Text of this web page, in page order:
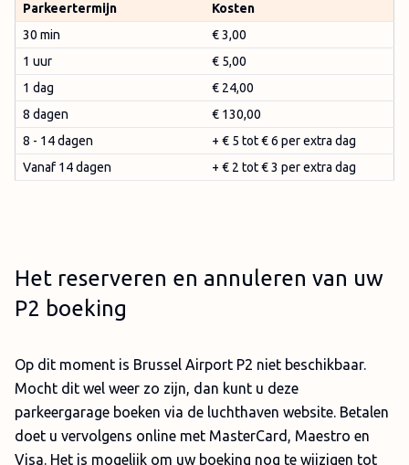
Parkeertermijn
Kosten
30 min
€ 3,00
1 uur
€ 5,00
1 dag
€ 24,00
8 dagen
€ 130,00
8 - 14 dagen
+ € 5 tot € 6 per extra dag
Vanaf 14 dagen
+ € 2 tot € 3 per extra dag
Het reserveren en annuleren van uw
P2 boeking
Op dit moment is Brussel Airport P2 niet beschikbaar.
Mocht dit wel weer zo zijn, dan kunt u deze
parkeergarage boeken via de luchthaven website. Betalen
doet u vervolgens online met MasterCard, Maestro en
Visa. Het is mogelijk om uw boeking nog te wijzigen tot